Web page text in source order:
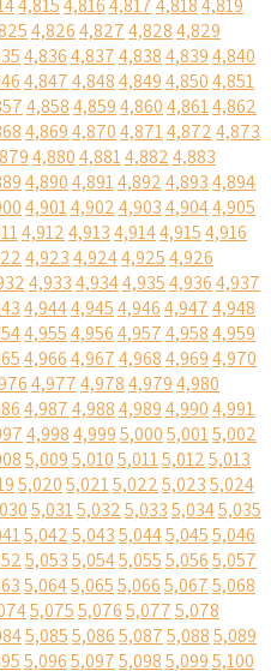
4,8154,8164,8174,8184,819
4,8264,8274,8284,829
4,8364,8374,8384,8394,840
4,8474,8484,8494,8504,851
4,8584,8594,8604,8614,862
4,8694,8704,8714,8724,873
4,8804,8814,8824,883
4,8904,8914,8924,8934,894
4,9014,9024,9034,9044,905
4,9124,9134,9144,9154,916
4,9234,9244,9254,926
4,9334,9344,9354,9364,937
4,9444,9454,9464,9474,948
4,9554,9564,9574,9584,959
4,9664,9674,9684,9694,970
4,9774,9784,9794,980
4,9874,9884,9894,9904,991
4,9984,9995,0005,0015,002
5,0095,0105,0115,0125,013
5,0205,0215,0225,0235,024
5,0315,0325,0335,0345,035
5,0425,0435,0445,0455,046
5,0535,0545,0555,0565,057
5,0645,0655,0665,0675,068
5,0755,0765,0775,078
5,0855,0865,0875,0885,089
5,0965,0975,0985,0995,100